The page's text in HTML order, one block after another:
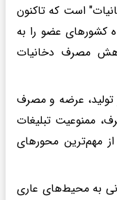
است که تاکنون
کشورهای عضو را به
مصرف دخانیات
عرضه و مصرف
ممنوعیت تبلیغات
مهم‌ترین محورهای
به محیط‌های عاری